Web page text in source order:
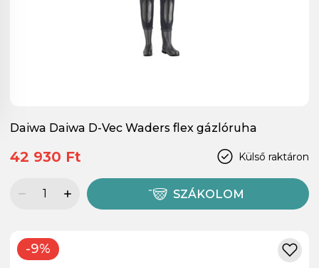
Daiwa Daiwa D-Vec Waders flex gázlóruha
Külső raktáron
42 930 Ft
SZÁKOLOM
-9%